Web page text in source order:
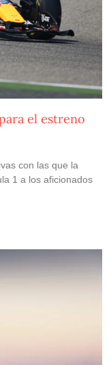
el estreno
con las que la
1 a los aficionados